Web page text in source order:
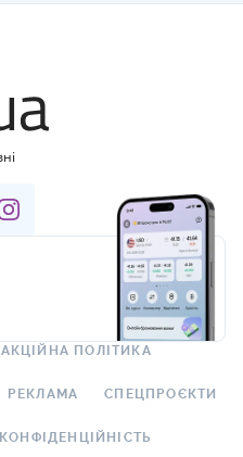
ПОЛІТИКА
РЕКЛАМА СПЕЦПРОЄКТИ
КОНФІДЕНЦІЙНІСТЬ